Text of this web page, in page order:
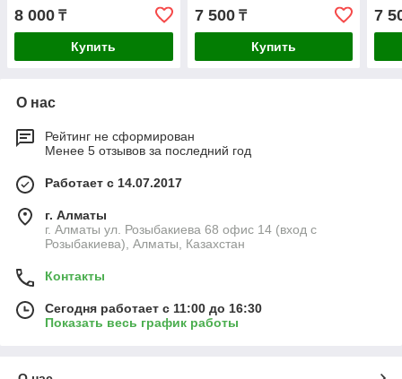
8 000 ₸
Купить
7 500₸
Купить
7
О нас
Рейтинг не сформирован
Менее 5 отзывов за последний год
Работает с 14.07.2017
г. Алматы
г. Алматы ул. Розыбакиева 68 офис 14 (вход с
Розыбакиева), Алматы, Казахстан
Контакты
Сегодня работает с 11:00 до 16:30
Показать весь график работы